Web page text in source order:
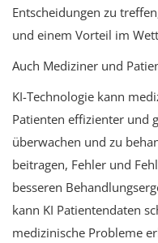
Entscheidungen zu
und einem Vorteil im
Auch Mediziner und
KI-Technologie kann
Patienten effizienter und
überwachen und zu
beitragen, Fehler und
besseren
kann KI Patientendaten
medizinische Probleme